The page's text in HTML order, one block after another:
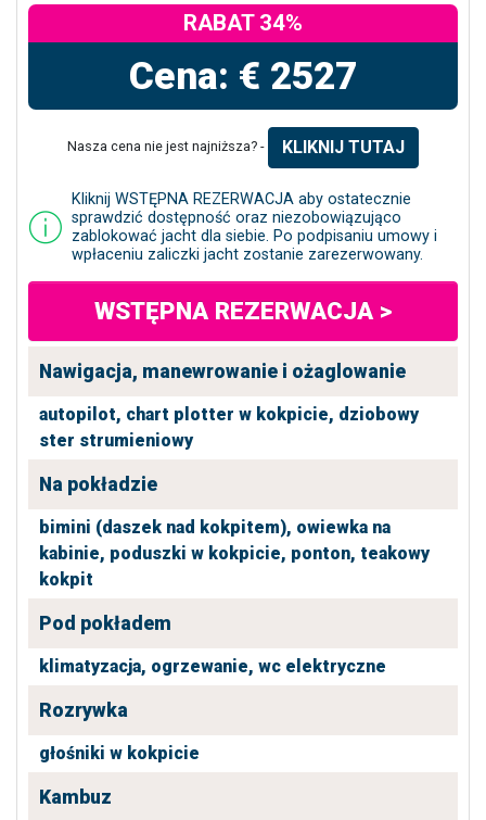
RABAT 34%
Cena: € 2527
Nasza cena nie jest najniższa? - KLIKNIJ TUTAJ
Kliknij WSTĘPNA REZERWACJA aby ostatecznie
sprawdzić dostępność oraz niezobowiązująco
zablokować jacht dla siebie. Po podpisaniu umowy i
wpłaceniu zaliczki jacht zostanie zarezerwowany.
WSTĘPNA REZERWACJA >
Nawigacja, manewrowanie i ożaglowanie
autopilot, chart plotter w kokpicie, dziobowy
ster strumieniowy
Na pokładzie
bimini (daszek nad kokpitem), owiewka na
kabinie, poduszki w kokpicie, ponton, teakowy
kokpit
Pod pokładem
klimatyzacja, ogrzewanie, wc elektryczne
Rozrywka
głośniki w kokpicie
Kambuz